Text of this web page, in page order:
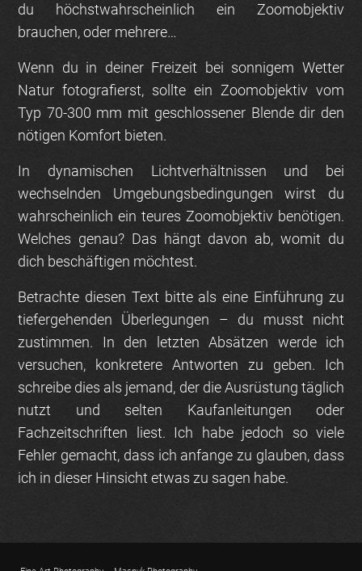
du höchstwahrscheinlich ein Zoomobjektiv
brauchen, oder mehrere…
Wenn du in deiner Freizeit bei sonnigem Wetter
Natur fotografierst, sollte ein Zoomobjektiv vom
Typ 70-300 mm mit geschlossener Blende dir den
nötigen Komfort bieten.
In dynamischen Lichtverhältnissen und bei
wechselnden Umgebungsbedingungen wirst du
wahrscheinlich ein teures Zoomobjektiv benötigen.
Welches genau? Das hängt davon ab, womit du
dich beschäftigen möchtest.
Betrachte diesen Text bitte als eine Einführung zu
tiefergehenden Überlegungen – du musst nicht
zustimmen. In den letzten Absätzen werde ich
versuchen, konkretere Antworten zu geben. Ich
schreibe dies als jemand, der die Ausrüstung täglich
nutzt und selten Kaufanleitungen oder
Fachzeitschriften liest. Ich habe jedoch so viele
Fehler gemacht, dass ich anfange zu glauben, dass
ich in dieser Hinsicht etwas zu sagen habe.